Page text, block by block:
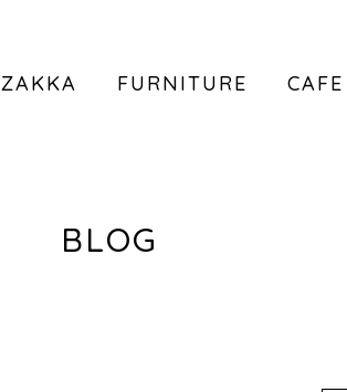
ZAKKA FURNITURE CAFE
BLOG